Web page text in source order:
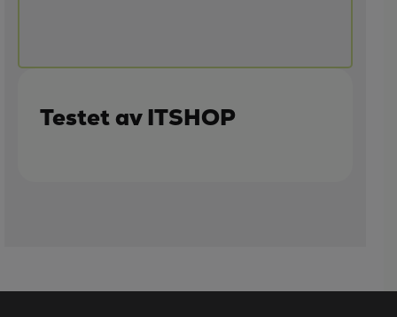
Testet av ITSHOP